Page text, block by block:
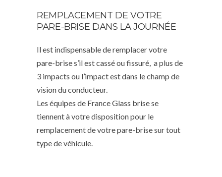
REMPLACEMENT DE VOTRE
PARE-BRISE DANS LA JOURNÉE
Il est indispensable de remplacer votre
pare-brise s’il est cassé ou fissuré, a plus de
3 impacts ou l’impact est dans le champ de
vision du conducteur.
Les équipes de France Glass brise se
tiennent à votre disposition pour le
remplacement de votre pare-brise sur tout
type de véhicule.